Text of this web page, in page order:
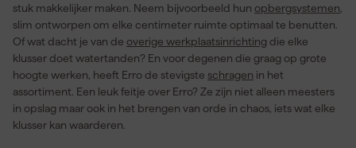
stuk makkelijker maken. Neem bijvoorbeeld hun opbergsystemen
slim ontworpen om elke centimeter ruimte optimaal te benutten.
Of wat dacht je van de overige werkplaatsinrichting die elke
klusser doet watertanden? En voor degenen die graag op grote
hoogte werken, heeft Erro de stevigste schragen in het
assortiment. Een leuk feitje over Erro? Ze zijn niet alleen meesters
in opslag maar ook in het brengen van orde in chaos, iets wat elke
klusser kan waarderen.